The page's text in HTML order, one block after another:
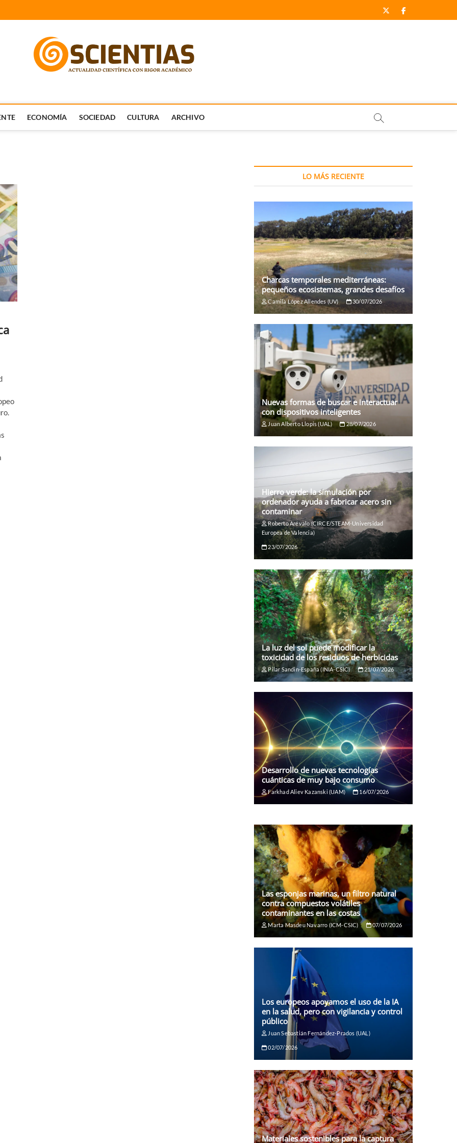
twitterfacebook
ECONOMÍA SOCIEDAD CULTURA ARCHIVO
LO MÁS RECIENTE
Charcas temporales mediterráneas:
pequeños ecosistemas, grandes desafíos
Camila López Allendes (UV) 30/07/2026
Nuevas formas de buscar e interactuar
con dispositivos inteligentes
Juan Alberto Llopis (UAL) 28/07/2026
Hierro verde: la simulación por
ordenador ayuda a fabricar acero sin
contaminar
Roberto Arévalo (CIRCE/STEAM-Universidad
Europea de Valencia)
23/07/2026
La luz del sol puede modificar la
toxicidad de los residuos de herbicidas
Pilar Sandin-España (INIA-CSIC) 21/07/2026
Desarrollo de nuevas tecnologías
cuánticas de muy bajo consumo
Farkhad Aliev Kazanski (UAM) 16/07/2026
Las esponjas marinas, un filtro natural
contra compuestos volátiles
contaminantes en las costas
Marta Masdeu Navarro (ICM-CSIC) 07/07/2026
Los europeos apoyamos el uso de la IA
en la salud, pero con vigilancia y control
público
Juan Sebastián Fernández-Prados (UAL)
02/07/2026
Materiales sostenibles para la captura